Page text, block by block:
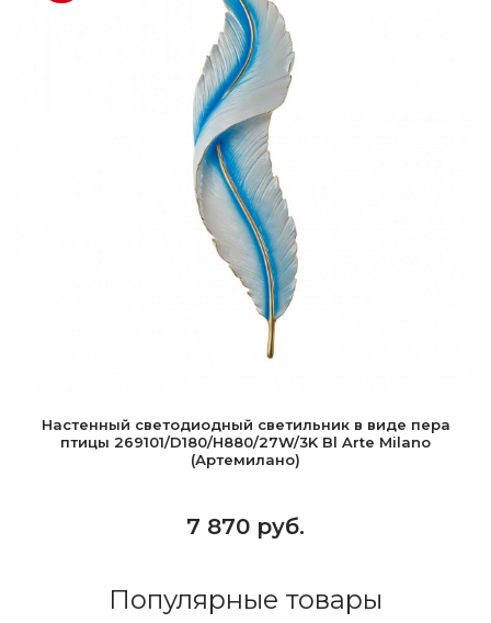
Настенный светодиодный светильник в виде пера
птицы 269101/D180/H880/27W/3K Bl Arte Milano
(Артемилано)
7 870 руб.
Популярные товары